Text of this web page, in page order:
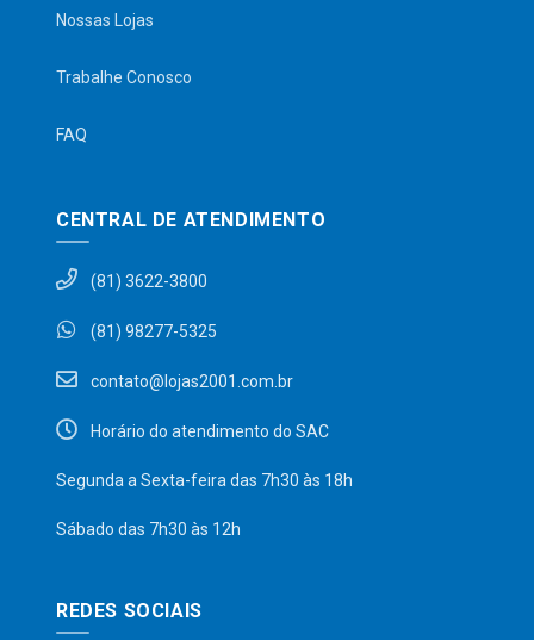
Nossas Lojas
Trabalhe Conosco
FAQ
CENTRAL DE ATENDIMENTO
(81) 3622-3800
(81) 98277-5325
contato@lojas2001.com.br
Horário do atendimento do SAC
Segunda a Sexta-feira das 7h30 às 18h
Sábado das 7h30 às 12h
REDES SOCIAIS